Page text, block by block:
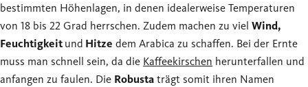
bestimmten Höhenlagen, in denen idealerweise Temperaturen
von 18 bis 22 Grad herrschen. Zudem machen zu viel Wind,
Feuchtigkeit und Hitze dem Arabica zu schaffen. Bei der Ernte
muss man schnell sein, da die Kaffeekirschen herunterfallen und
anfangen zu faulen. Die Robusta trägt somit ihren Namen